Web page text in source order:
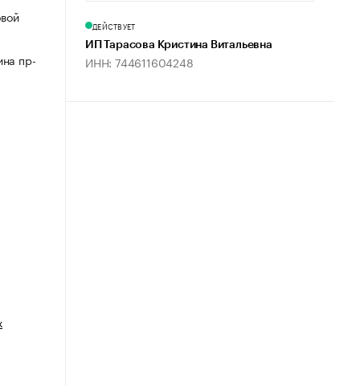
пр-
ДЕЙСТВУЕТ
ИП Тарасова Кристина Витальевна
ИНН: 744611604248